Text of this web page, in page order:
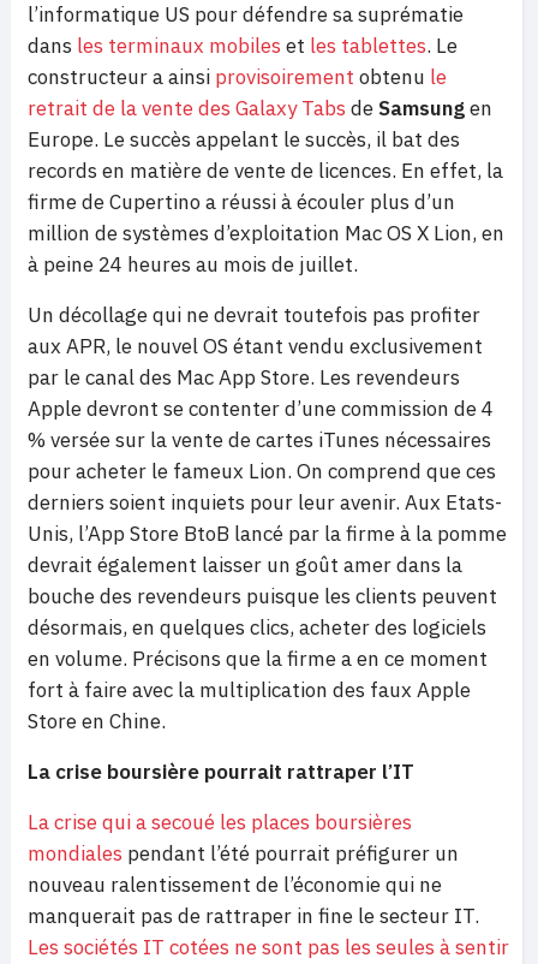
l’informatique US pour défendre sa suprématie
dans les terminaux mobiles et les tablettes. Le
constructeur a ainsi provisoirement obtenu le
retrait de la vente des Galaxy Tabs deSamsungen
Europe. Le succès appelant le succès, il bat des
records en matière de vente de licences. En effet, la
firme de Cupertino a réussi à écouler plus d’un
million de systèmes d’exploitation Mac OS X Lion, en
à peine 24 heures au mois de juillet.
Un décollage qui ne devrait toutefois pas profiter
aux APR, le nouvel OS étant vendu exclusivement
par le canal des Mac App Store. Les revendeurs
Apple devront se contenter d’une commission de 4
% versée sur la vente de cartes iTunes nécessaires
pour acheter le fameux Lion. On comprend que ces
derniers soient inquiets pour leur avenir. Aux Etats-
Unis, l’App Store BtoB lancé par la firme à la pomme
devrait également laisser un goût amer dans la
bouche des revendeurs puisque les clients peuvent
désormais, en quelques clics, acheter des logiciels
en volume. Précisons que la firme a en ce moment
fort à faire avec la multiplication des faux Apple
Store en Chine.
La crise boursière pourrait rattraper l’IT
La crise qui a secoué les places boursières
mondiales pendant l’été pourrait préfigurer un
nouveau ralentissement de l’économie qui ne
manquerait pas de rattraper in fine le secteur IT.
Les sociétés IT cotées ne sont pas les seules à sentir